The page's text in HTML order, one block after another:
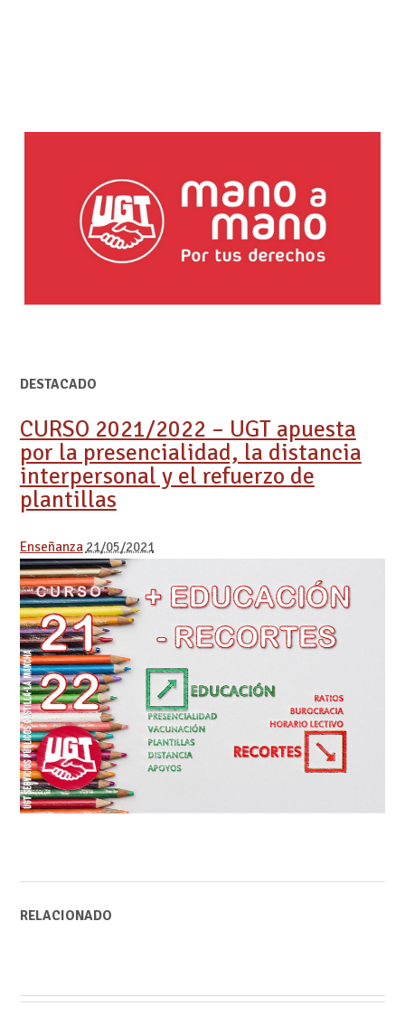
DESTACADO
CURSO 2021/2022 – UGT apuesta
por la presencialidad, la distancia
interpersonal y el refuerzo de
plantillas
Enseñanza 21/05/2021
RELACIONADO